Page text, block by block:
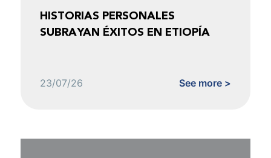
HISTORIAS PERSONALES
SUBRAYAN ÉXITOS EN ETIOPÍA
23/07/26 See more >